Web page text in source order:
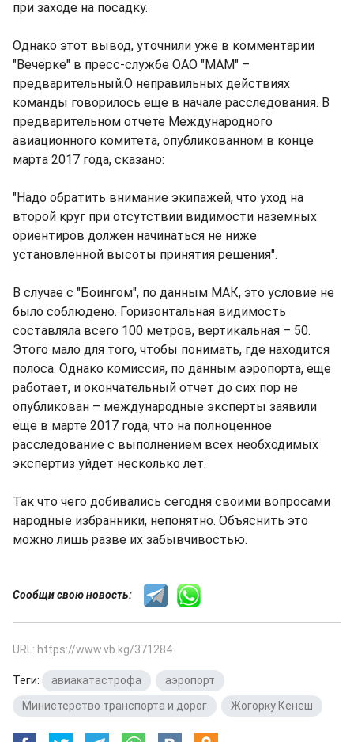
при заходе на посадку.
Однако этот вывод, уточнили уже в комментарии
"Вечерке" в пресс-службе ОАО "МАМ" –
предварительный.О неправильных действиях
команды говорилось еще в начале расследования. В
предварительном отчете Международного
авиационного комитета, опубликованном в конце
марта 2017 года, сказано:
"Надо обратить внимание экипажей, что уход на
второй круг при отсутствии видимости наземных
ориентиров должен начинаться не ниже
установленной высоты принятия решения".
В случае с "Боингом", по данным МАК, это условие не
было соблюдено. Горизонтальная видимость
составляла всего 100 метров, вертикальная – 50.
Этого мало для того, чтобы понимать, где находится
полоса. Однако комиссия, по данным аэропорта, еще
работает, и окончательный отчет до сих пор не
опубликован – международные эксперты заявили
еще в марте 2017 года, что на полноценное
расследование с выполнением всех необходимых
экспертиз уйдет несколько лет.
Так что чего добивались сегодня своими вопросами
народные избранники, непонятно. Объяснить это
можно лишь разве их забывчивостью.
Сообщи свою новость:
URL: https://www.vb.kg/371284
Теги: авиакатастрофа аэропорт
Министерство транспорта и дорог
Жогорку Кенеш